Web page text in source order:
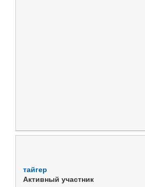
тайгер
Активный участник